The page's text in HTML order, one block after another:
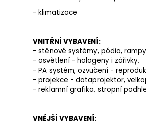
- klimatizace
VNITŘNÍ VYBAVENÍ:
- stěnové systémy, pódia,
- osvětlení - halogeny i zářivky,
- PA systém, ozvučení -
- projekce - dataprojektor,
- reklamní grafika, stropní
VNĚJŠÍ VYBAVENÍ: